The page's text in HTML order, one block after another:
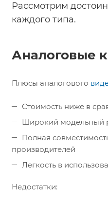
Рассмотрим
каждого типа.
Аналоговые
Плюсы аналогового
Стоимость ниже в
Широкий модельный
Полная
производителей
Легкость в
Недостатки: